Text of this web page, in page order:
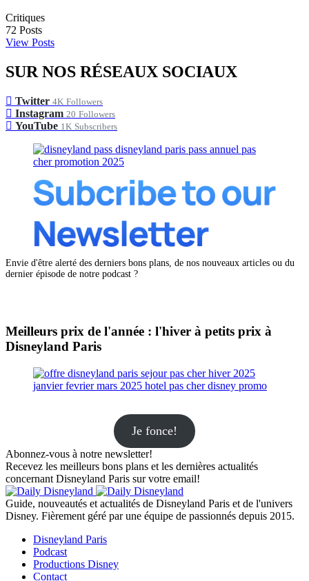
Critiques
72 Posts
View Posts
SUR NOS RÉSEAUX SOCIAUX
Twitter 4K Followers
Instagram 20 Followers
YouTube 1K Subscribers
Envie d'être alerté des derniers bons plans, de nos nouveaux articles ou du
dernier épisode de notre podcast ?
Meilleurs prix de l'année : l'hiver à petits prix à
Disneyland Paris
Je fonce!
Abonnez-vous à notre newsletter!
Recevez les meilleurs bons plans et les dernières actualités
concernant Disneyland Paris sur votre email!
Guide, nouveautés et actualités de Disneyland Paris et de l'univers
Disney. Fièrement géré par une équipe de passionnés depuis 2015.
Disneyland Paris
Podcast
Productions Disney
Contact